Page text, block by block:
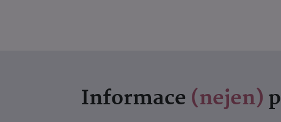
Informace (nejen)